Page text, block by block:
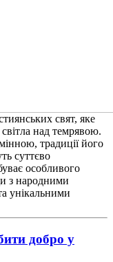
свят, яке
над темрявою.
традиції його
суттєво
особливого
з народними
унікальними
добро у